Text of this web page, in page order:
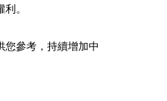
。
您參考，持續增加中